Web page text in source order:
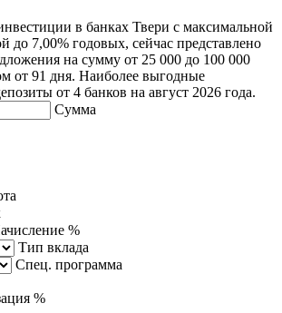
в банках Твери с максимальной
до 7,00% годовых, сейчас представлено
на сумму от 25 000 до 100 000
от 91 дня. Наиболее выгодные
от 4 банков на август 2026 года.
Сумма
%
Тип вклада
Спец. программа
%